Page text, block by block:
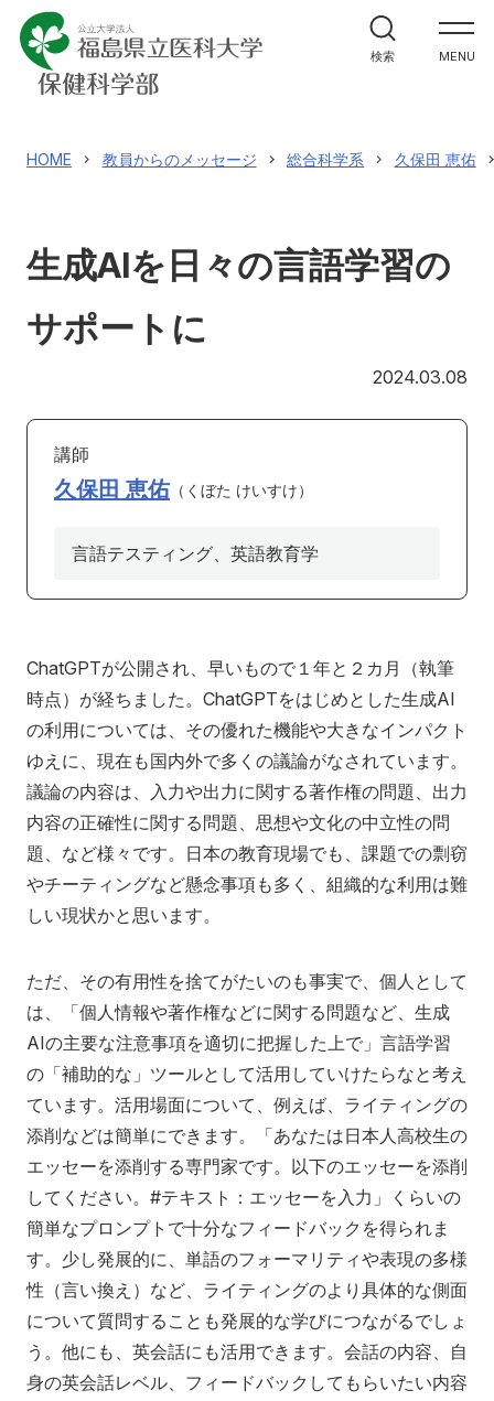
MENU
学部案内
学科紹介
大学院案内
教員メッセージ
施設紹介
入試情報
入学希望の方へ 在学生の方へ
卒業生の方へ 教職員の方へ
教職員募集（採用情報） 取材・撮影申し込み
検索
HOME 教員からのメッセージ 総合科学系 久保田 恵佑
生成AIを日々の言語学習の
サポートに
2024.03.08
講師
久保田 恵佑 くぼた けいすけ
言語テスティング、英語教育学
ChatGPTが公開され、早いもので１年と２カ月（執筆
時点）が経ちました。ChatGPTをはじめとした生成AI
の利用については、その優れた機能や大きなインパクト
ゆえに、現在も国内外で多くの議論がなされています。
議論の内容は、入力や出力に関する著作権の問題、出力
内容の正確性に関する問題、思想や文化の中立性の問
題、など様々です。日本の教育現場でも、課題での剽窃
やチーティングなど懸念事項も多く、組織的な利用は難
しい現状かと思います。
ただ、その有用性を捨てがたいのも事実で、個人として
は、「個人情報や著作権などに関する問題など、生成
AIの主要な注意事項を適切に把握した上で」言語学習
の「補助的な」ツールとして活用していけたらなと考え
ています。活用場面について、例えば、ライティングの
添削などは簡単にできます。「あなたは日本人高校生の
エッセーを添削する専門家です。以下のエッセーを添削
してください。#テキスト：エッセーを入力」くらいの
簡単なプロンプトで十分なフィードバックを得られま
す。少し発展的に、単語のフォーマリティや表現の多様
性（言い換え）など、ライティングのより具体的な側面
について質問することも発展的な学びにつながるでしょ
う。他にも、英会話にも活用できます。会話の内容、自
身の英会話レベル、フィードバックしてもらいたい内容